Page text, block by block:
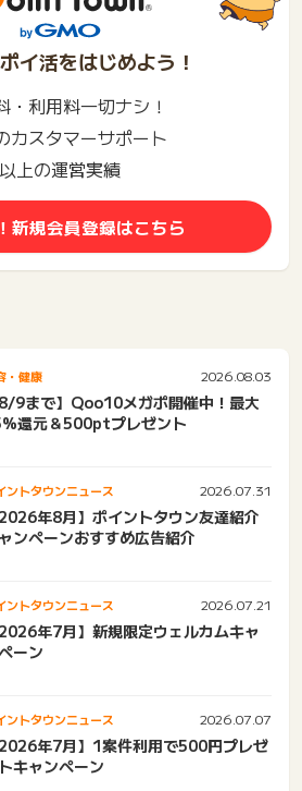
イ活をはじめよう！
・利用料一切ナシ！
カスタマーサポート
上の運営実績
新規会員登録はこちら
・健康 2026.08.03
8/9まで】Qoo10メガポ開催中！最大
還元＆500ptプレゼント
ントタウンニュース 2026.07.31
2026年8月】ポイントタウン友達紹介
ンペーンおすすめ広告紹介
ントタウンニュース 2026.07.21
2026年7月】新規限定ウェルカムキャ
ーン
ントタウンニュース 2026.07.07
2026年7月】1案件利用で500円プレゼ
キャンペーン